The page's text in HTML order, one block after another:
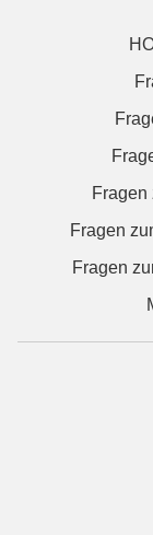
Fragen
Fragen
Fragen